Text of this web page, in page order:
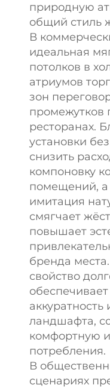
природную
общий стиль
В
идеальная
потолков в
атриумов
зон
промежутков
ресторанах.
установки
снизить
компоновку
помещений, а
имитация
смягчает
повышает
бренда
свойство
ландшафта,
комфортную
потребления.
В
сценариях